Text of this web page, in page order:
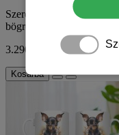
Szereted a kutyákat,
bögrét neked találták ki! A
3.290 Ft
ÁFA nélkül:
Kosárba